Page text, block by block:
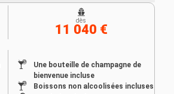
Une bouteille de champagne de
bienvenue incluse
Boissons non alcoolisées incluses
dès
11 040 €